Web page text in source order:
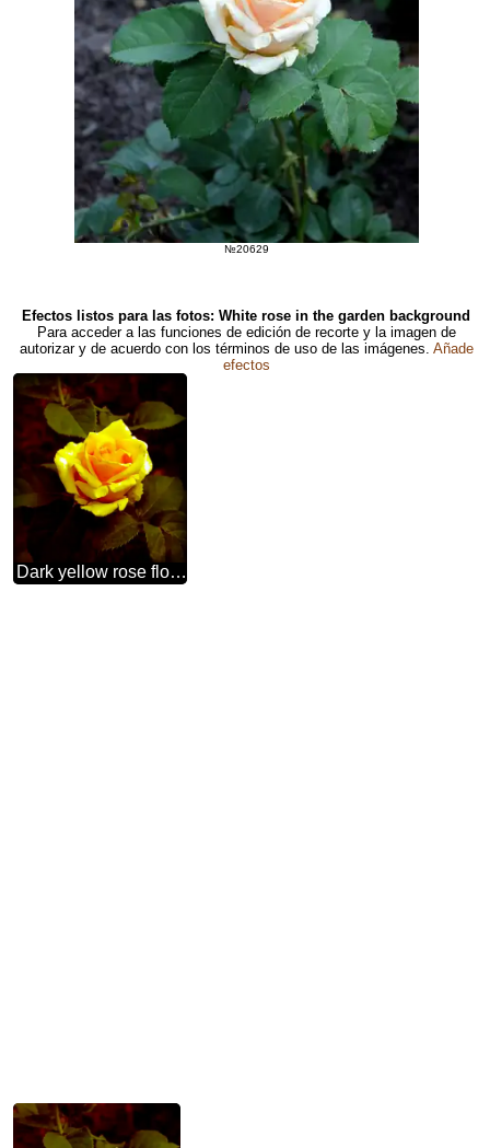
№20629
Efectos listos para las fotos: White rose in the garden background
Para acceder a las funciones de edición de recorte y la imagen de
autorizar y de acuerdo con los términos de uso de las imágenes. Añade
efectos
Dark yellow rose flower fuzzy border